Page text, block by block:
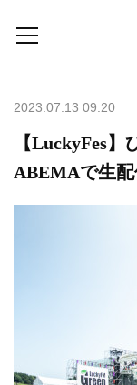
2023.07.13 09:20
【LuckyFes】
ABEMAで生配